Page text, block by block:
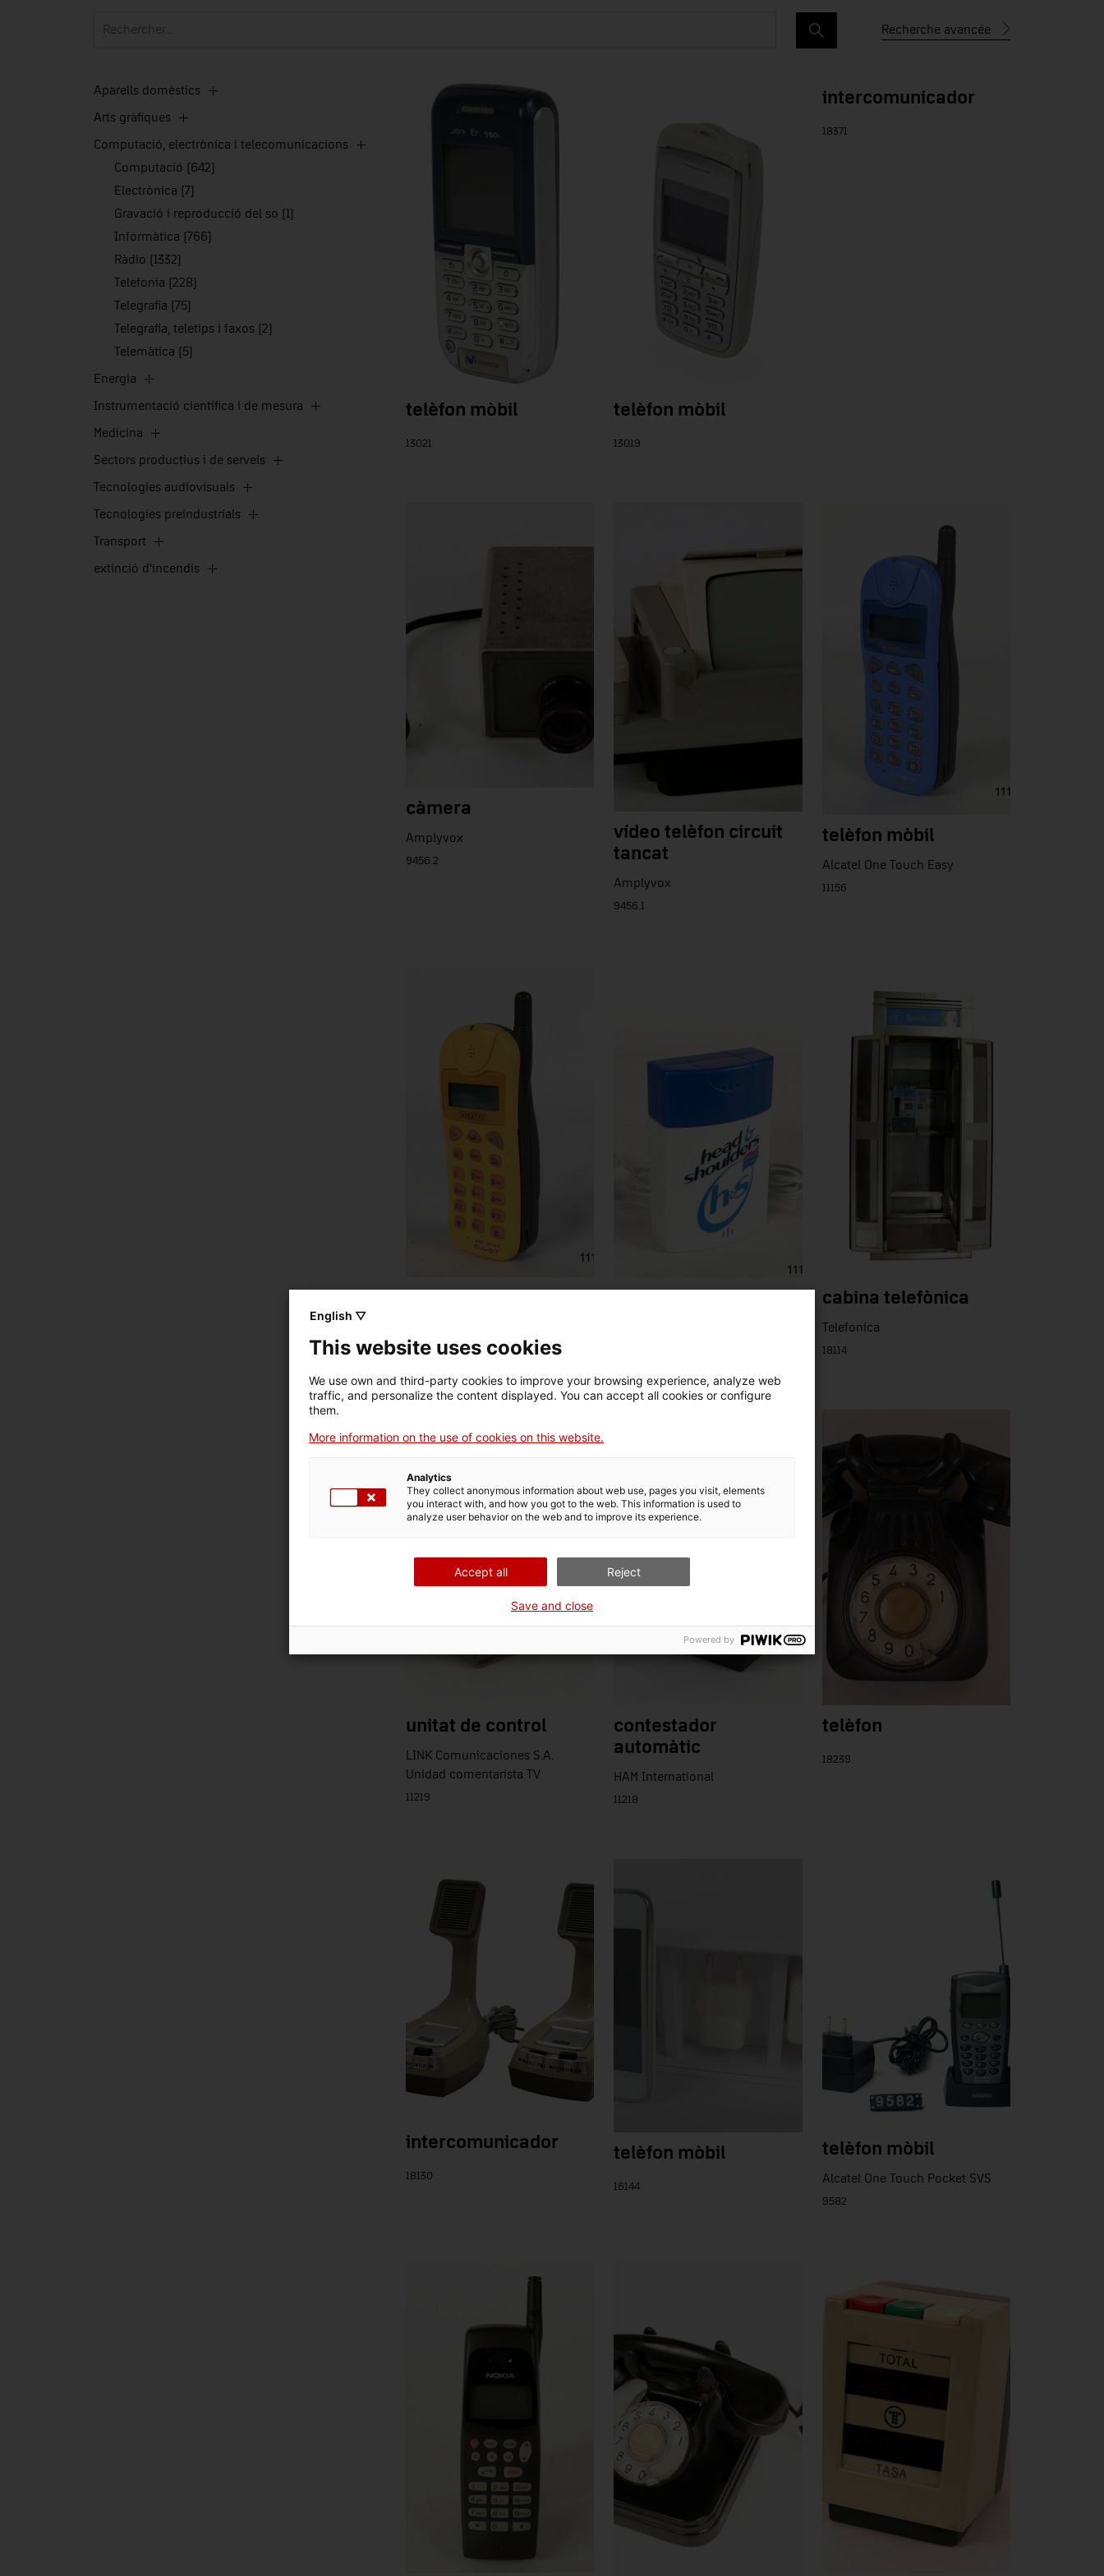
Recherche avancée
Aparells domèstics
Arts gràfiques
Computació, electrònica i telecomunicacions
Computació (642)
Electrònica (7)
Gravació i reproducció del so (1)
Informàtica (766)
Ràdio (1332)
Telefonia (228)
Telegrafia (75)
Telegrafia, teletips i faxos (2)
Telemàtica (5)
Energia
Instrumentació científica i de mesura
Medicina
Sectors productius i de serveis
Tecnologies audiovisuals
Tecnologies preindustrials
Transport
extinció d'incendis
telèfon mòbil
13021
telèfon mòbil
13019
intercomunicador
18371
càmera
Amplyvox
9456.2
vídeo telèfon circuit
tancat
Amplyvox
9456.1
telèfon mòbil
Alcatel One Touch Easy
11156
11155
cabina telefònica
Telefonica
18114
unitat de control
LINK Comunicaciones S.A.
Unidad comentarista TV
11219
contestador
automàtic
HAM International
11218
telèfon
18239
intercomunicador
18130
telèfon mòbil
16144
telèfon mòbil
Alcatel One Touch Pocket SVS
9582
English ▽
This website uses cookies
We use own and third-party cookies to improve your browsing experience, analyze web
traffic, and personalize the content displayed. You can accept all cookies or configure
them.
More information on the use of cookies on this website.
Analytics
They collect anonymous information about web use, pages you visit, elements
you interact with, and how you got to the web. This information is used to
analyze user behavior on the web and to improve its experience.
Accept all Reject
Save and close
Powered by